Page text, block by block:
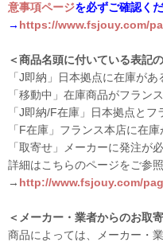
意事項ページを必ずご確認くだ
→ https://www.fsjouy.com/
＜商品名頭に付いている表記
「J即納」日本拠点に在庫があ
「移動中」在庫商品がフラン
「J即納/F在庫」日本拠点と
「F在庫」フランス本店に在
「取寄せ」メーカーに発注が
詳細はこちらのページをご参
→ http://www.fsjouy.com/
＜メーカー・業者からのお取
商品によっては、メーカー・